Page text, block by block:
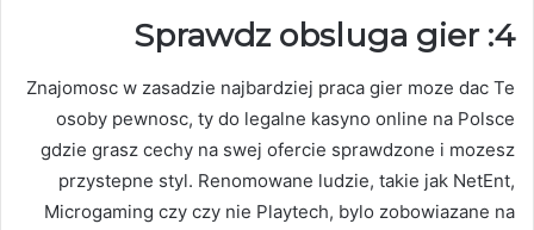
4: Sprawdz obsluga gier
Znajomosc w zasadzie najbardziej praca gier moze dac Te
osoby pewnosc, ty do legalne kasyno online na Polsce
gdzie grasz cechy na swej ofercie sprawdzone i mozesz
przystepne styl. Renomowane ludzie, takie jak NetEnt,
Microgaming czy czy nie Playtech, bylo zobowiazane na